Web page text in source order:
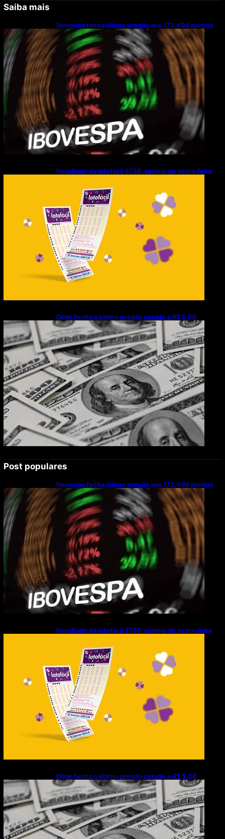
Saiba mais
Ibovespa fecha último pregão aos 172.494 pontos
Resultado da lotofácil 3756: sorteio de sexta-feira
Dólar fecha o último pregão cotado a R$ 5,08
Post populares
Ibovespa fecha último pregão aos 172.494 pontos
Resultado da lotofácil 3756: sorteio de sexta-feira
Dólar fecha o último pregão cotado a R$ 5,08